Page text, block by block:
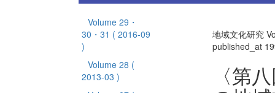
Volume 29・
30・31 ( 2016-09
)
Volume 28 (
2013-03 )
地域文化研究
published_at
〈第